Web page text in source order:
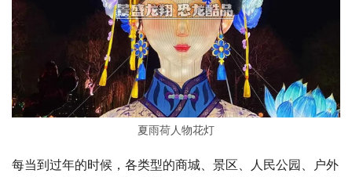
夏雨荷人物花灯
每当到过年的时候，各类型的商城、景区、人民公园、户外